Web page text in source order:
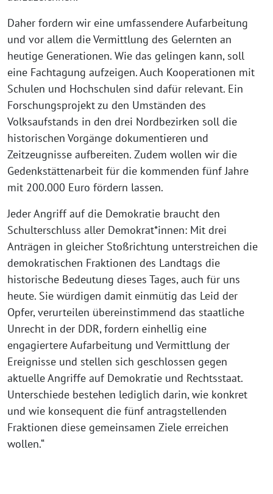
Daher fordern wir eine umfassendere Aufarbeitung
und vor allem die Vermittlung des Gelernten an
heutige Generationen. Wie das gelingen kann, soll
eine Fachtagung aufzeigen. Auch Kooperationen mit
Schulen und Hochschulen sind dafür relevant. Ein
Forschungsprojekt zu den Umständen des
Volksaufstands in den drei Nordbezirken soll die
historischen Vorgänge dokumentieren und
Zeitzeugnisse aufbereiten. Zudem wollen wir die
Gedenkstättenarbeit für die kommenden fünf Jahre
mit 200.000 Euro fördern lassen.
Jeder Angriff auf die Demokratie braucht den
Schulterschluss aller Demokrat*innen: Mit drei
Anträgen in gleicher Stoßrichtung unterstreichen die
demokratischen Fraktionen des Landtags die
historische Bedeutung dieses Tages, auch für uns
heute. Sie würdigen damit einmütig das Leid der
Opfer, verurteilen übereinstimmend das staatliche
Unrecht in der DDR, fordern einhellig eine
engagiertere Aufarbeitung und Vermittlung der
Ereignisse und stellen sich geschlossen gegen
aktuelle Angriffe auf Demokratie und Rechtsstaat.
Unterschiede bestehen lediglich darin, wie konkret
und wie konsequent die fünf antragstellenden
Fraktionen diese gemeinsamen Ziele erreichen
wollen.“